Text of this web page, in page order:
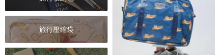
旅行壓縮袋